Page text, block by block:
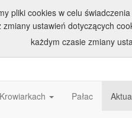
Pałac
pliki cookies w celu
ustawień dotyczących
każdym czasie zmiany